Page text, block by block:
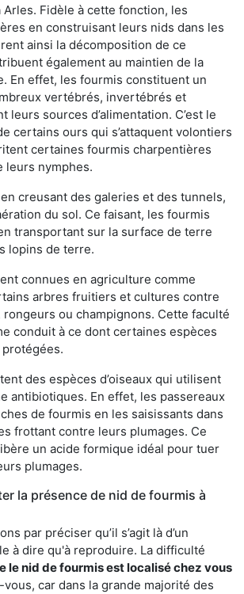
Arles. Fidèle à cette fonction, les
en construisant leurs nids dans les
ainsi la décomposition de ce
également au maintien de la
En effet, les fourmis constituent un
vertébrés, invertébrés et
leurs sources d’alimentation. C’est le
certains ours qui s’attaquent volontiers
certaines fourmis charpentières
leurs nymphes.
en creusant des galeries et des tunnels,
du sol. Ce faisant, les fourmis
transportant sur la surface de terre
lopins de terre.
connues en agriculture comme
arbres fruitiers et cultures contre
ou champignons. Cette faculté
conduit à ce dont certaines espèces
des espèces d’oiseaux qui utilisent
antibiotiques. En effet, les passereaux
de fourmis en les saisissants dans
frottant contre leurs plumages. Ce
un acide formique idéal pour tuer
plumages.
la présence de nid de fourmis à
par préciser qu’il s’agit là d’un
à dire qu'à reproduire. La difficulté
le nid de fourmis est localisé chez vous
vous, car dans la grande majorité des